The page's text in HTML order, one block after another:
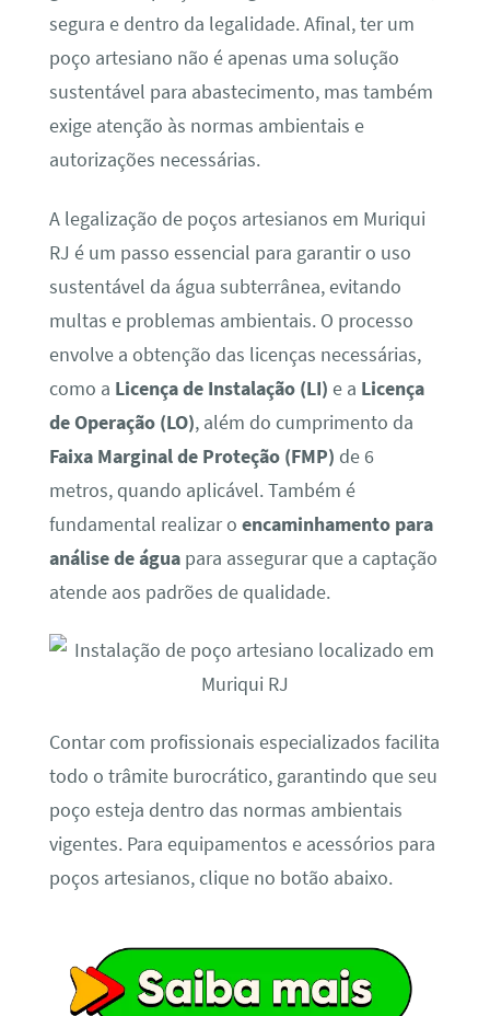
segura e dentro da legalidade. Afinal, ter um
poço artesiano não é apenas uma solução
sustentável para abastecimento, mas também
exige atenção às normas ambientais e
autorizações necessárias.
A legalização de poços artesianos em Muriqui
RJ é um passo essencial para garantir o uso
sustentável da água subterrânea, evitando
multas e problemas ambientais. O processo
envolve a obtenção das licenças necessárias,
como a Licença de Instalação (LI) e a Licença
de Operação (LO), além do cumprimento da
Faixa Marginal de Proteção (FMP) de 6
metros, quando aplicável. Também é
fundamental realizar o encaminhamento para
análise de águapara assegurar que a captação
atende aos padrões de qualidade.
Contar com profissionais especializados facilita
todo o trâmite burocrático, garantindo que seu
poço esteja dentro das normas ambientais
vigentes. Para equipamentos e acessórios para
poços artesianos, clique no botão abaixo.